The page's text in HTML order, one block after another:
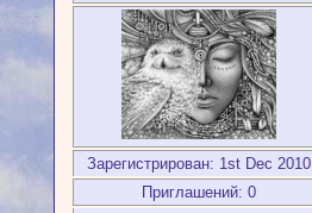
Зарегистрирован: 1st Dec 2010
Приглашений: 0